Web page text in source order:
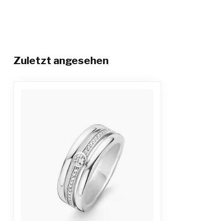
Zuletzt angesehen